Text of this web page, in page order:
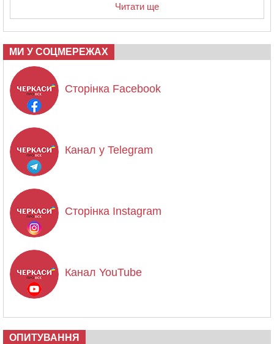
Читати ще
МИ У СОЦМЕРЕЖАХ
Сторінка Facebook
Канал у Telegram
Сторінка Instagram
Канал YouTube
ОПИТУВАННЯ